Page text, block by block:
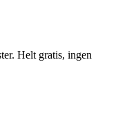
Helt gratis, ingen